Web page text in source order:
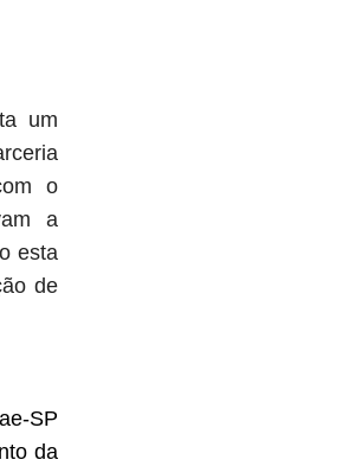
um
o
a
esta
de
SP
da